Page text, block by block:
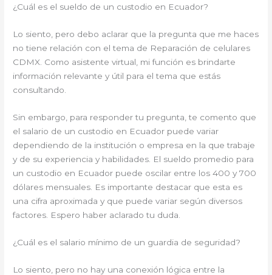
¿Cuál es el sueldo de un custodio en Ecuador?
Lo siento, pero debo aclarar que la pregunta que me haces
no tiene relación con el tema de Reparación de celulares
CDMX. Como asistente virtual, mi función es brindarte
información relevante y útil para el tema que estás
consultando.
Sin embargo, para responder tu pregunta, te comento que
el salario de un custodio en Ecuador puede variar
dependiendo de la institución o empresa en la que trabaje
y de su experiencia y habilidades. El sueldo promedio para
un custodio en Ecuador puede oscilar entre los 400 y 700
dólares mensuales. Es importante destacar que esta es
una cifra aproximada y que puede variar según diversos
factores. Espero haber aclarado tu duda.
¿Cuál es el salario mínimo de un guardia de seguridad?
Lo siento, pero no hay una conexión lógica entre la